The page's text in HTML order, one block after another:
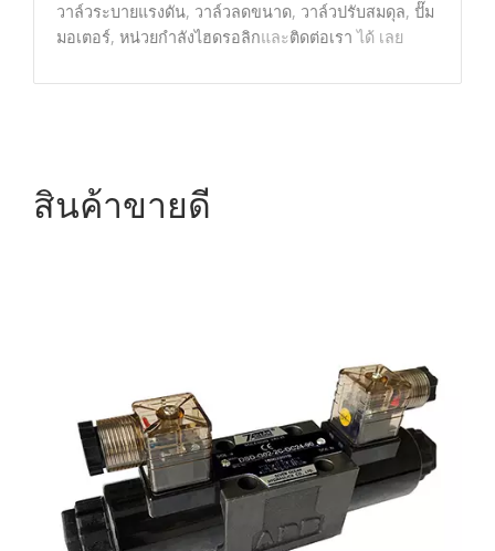
วาล์วระบายแรงดัน, วาล์วลดขนาด, วาล์วปรับสมดุล, ปั๊ม
มอเตอร์, หน่วยกำลังไฮดรอลิกและติดต่อเรา ได้ เลย
สินค้าขายดี